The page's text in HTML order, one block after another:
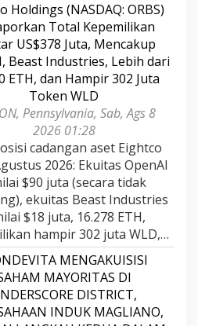
Holdings (NASDAQ: ORBS)
Total Kepemilikan
US$378 Juta, Mencakup
Beast Industries, Lebih dari
ETH, dan Hampir 302 Juta
Token WLD
Pennsylvania, Sab, Ags 8
2026 01:28
cadangan aset Eightco
2026: Ekuitas OpenAI
$90 juta (secara tidak
ekuitas Beast Industries
$18 juta, 16.278 ETH,
hampir 302 juta WLD,…
MENGAKUISISI
MAYORITAS DI
DISTRICT,
INDUK MAGLIANO,